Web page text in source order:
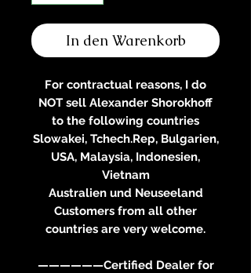
In den Warenkorb
For contractual reasons, I do
NOT sell Alexander Shorokhoff
to the following countries
Slowakei, Tchech.Rep, Bulgarien,
USA, Malaysia, Indonesien,
Vietnam
Australien und Neuseeland
Customers from all other
countries are very welcome.
——————Certified Dealer for